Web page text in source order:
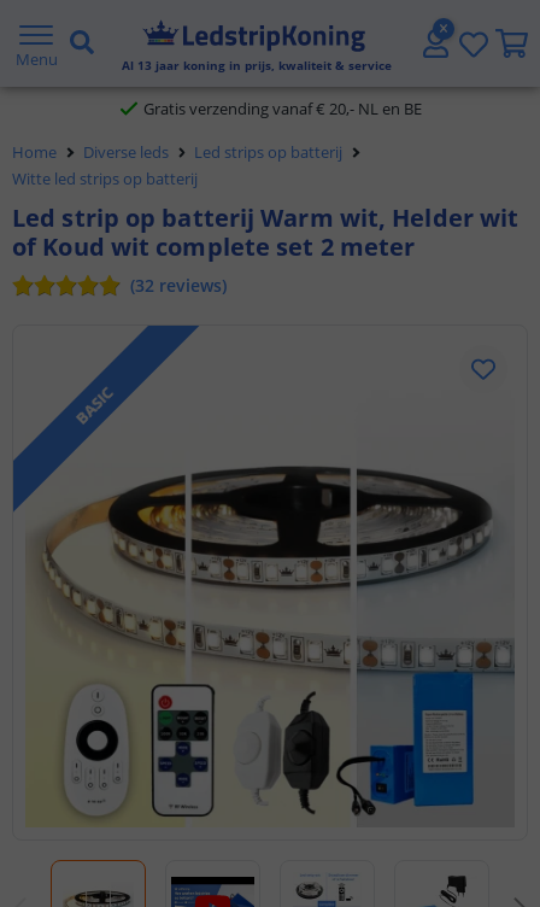
Menu Al 13 jaar koning in prijs, kwaliteit & service
Gratis verzending vanaf € 20,- NL en BE
Voor 23:45 uur besteld,
Home Diverse leds
Led strips op batterij
Witte led strips op batterij
Led strip op batterij Warm wit, Helder wit
of Koud wit complete set 2 meter
(32 reviews)
BASIC